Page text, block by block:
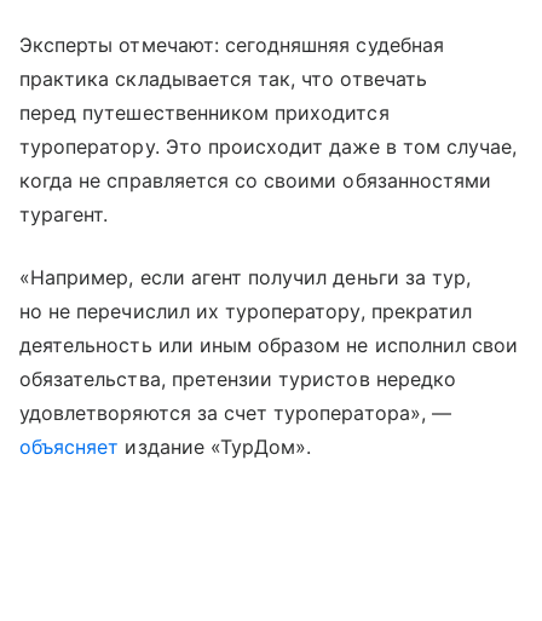
Эксперты отмечают: сегодняшняя судебная
практика складывается так, что отвечать
перед путешественником приходится
туроператору. Это происходит даже в том случае,
когда не справляется со своими обязанностями
турагент.
«Например, если агент получил деньги за тур,
но не перечислил их туроператору, прекратил
деятельность или иным образом не исполнил свои
обязательства, претензии туристов нередко
удовлетворяются за счет туроператора», —
объясняет издание «ТурДом».